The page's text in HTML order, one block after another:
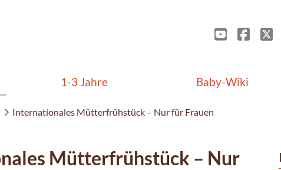
1-3 Jahre Baby-Wiki
Internationales Mütterfrühstück – Nur für Frauen
Mütterfrühstück – Nur